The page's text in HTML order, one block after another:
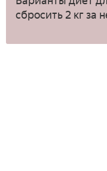
сбросить 2 кг за